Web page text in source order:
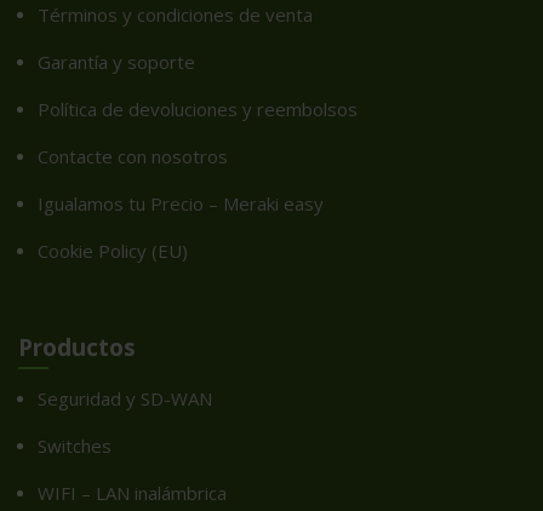
Términos y condiciones de venta
Garantía y soporte
Política de devoluciones y reembolsos
Contacte con nosotros
Igualamos tu Precio – Meraki easy
Cookie Policy (EU)
Productos
Seguridad y SD-WAN
Switches
WIFI – LAN inalámbrica